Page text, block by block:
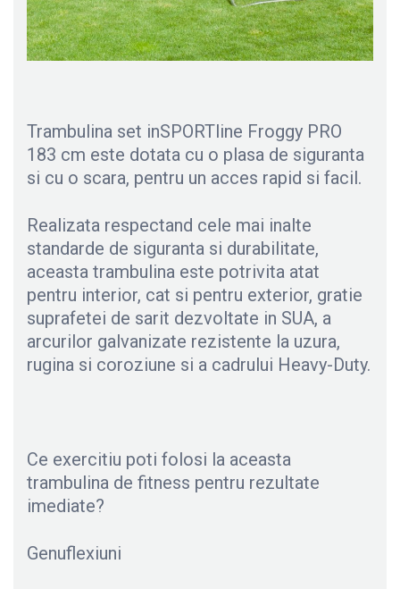
Trambulina set inSPORTline Froggy PRO
183 cm este dotata cu o plasa de siguranta
si cu o scara, pentru un acces rapid si facil.
Realizata respectand cele mai inalte
standarde de siguranta si durabilitate,
aceasta trambulina este potrivita atat
pentru interior, cat si pentru exterior, gratie
suprafetei de sarit dezvoltate in SUA, a
arcurilor galvanizate rezistente la uzura,
rugina si coroziune si a cadrului Heavy-Duty.
Ce exercitiu poti folosi la aceasta
trambulina de fitness pentru rezultate
imediate?
Genuflexiuni